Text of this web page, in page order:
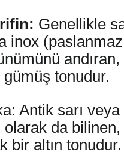
Genellikle
inox
gümüş tonudur.
Antik sarı
olarak da
bir altın tonudur.